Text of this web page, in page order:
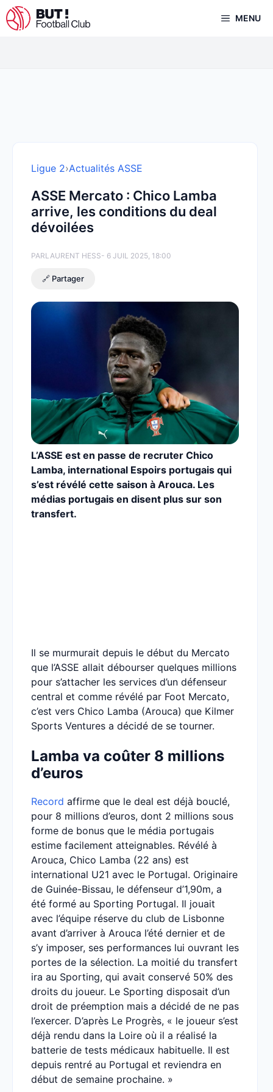
Aller
au
MENU
Ligue 2›Actualités ASSE
ASSE Mercato : Chico Lamba
arrive, les conditions du deal
dévoilées
PARLAURENT HESS- 6 JUIL 2025, 18:00
🔗 Partager
L’ASSE est en passe de recruter Chico
Lamba, international Espoirs portugais qui
s’est révélé cette saison à Arouca. Les
médias portugais en disent plus sur son
transfert.
Il se murmurait depuis le début du Mercato
que l’ASSE allait débourser quelques millions
pour s’attacher les services d’un défenseur
central et comme révélé par Foot Mercato,
c’est vers Chico Lamba (Arouca) que Kilmer
Sports Ventures a décidé de se tourner.
Lamba va coûter 8 millions
d’euros
Record affirme que le deal est déjà bouclé,
pour 8 millions d’euros, dont 2 millions sous
forme de bonus que le média portugais
estime facilement atteignables. Révélé à
Arouca, Chico Lamba (22 ans) est
international U21 avec le Portugal. Originaire
de Guinée-Bissau, le défenseur d’1,90m, a
été formé au Sporting Portugal. Il jouait
avec l’équipe réserve du club de Lisbonne
avant d’arriver à Arouca l’été dernier et de
s’y imposer, ses performances lui ouvrant les
portes de la sélection. La moitié du transfert
ira au Sporting, qui avait conservé 50% des
droits du joueur. Le Sporting disposait d’un
droit de préemption mais a décidé de ne pas
l’exercer. D’après Le Progrès, « le joueur s’est
déjà rendu dans la Loire où il a réalisé la
batterie de tests médicaux habituelle. Il est
depuis rentré au Portugal et reviendra en
début de semaine prochaine. »